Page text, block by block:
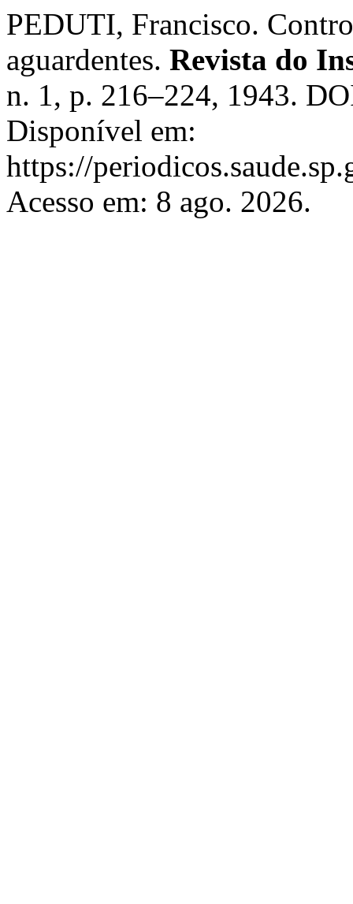
PEDUTI, Francisco.
aguardentes. Revista do
n. 1, p. 216–224, 1943.
Disponível em:
https://
Acesso em: 8 ago. 2026.